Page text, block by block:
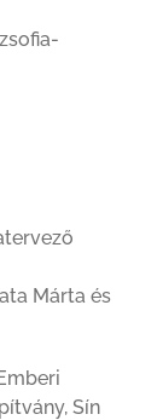
Márta és
Sín